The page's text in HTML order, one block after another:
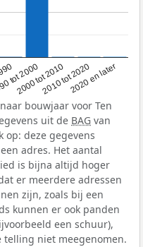
tot 2000
2000 tot 20102010 tot 20202020 en later
bouwjaar voor Ten
uit de BAG van
op: deze gegevens
adres. Het aantal
is bijna altijd hoger
er meerdere adressen
zijn, zoals bij een
kunnen er ook panden
een schuur),
telling niet meegenomen.